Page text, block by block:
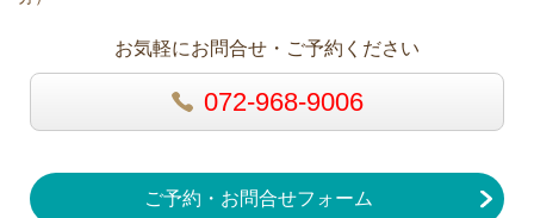
お気軽にお問合せ・ご予約ください
072-968-9006
ご予約・お問合せフォーム